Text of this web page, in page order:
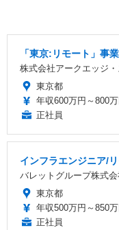
「東京:リモート」事
株式会社アークエッジ・
東京都
年収600万円～800万
正社員
インフラエンジニア/
バレットグループ株式会
東京都
年収500万円～850万
正社員